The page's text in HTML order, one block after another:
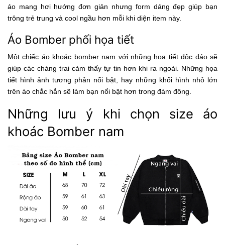
áo mang hơi hướng đơn giản nhưng form dáng đẹp giúp bạn
trông trẻ trung và cool ngầu hơn mỗi khi diện item này.
Áo Bomber phối họa tiết
Một chiếc áo khoác bomber nam với những họa tiết độc đáo sẽ
giúp các chàng trai cảm thấy tự tin hơn khi ra ngoài. Những họa
tiết hình ảnh tương phản nổi bật, hay những khối hình nhỏ lớn
trên áo chắc hẳn sẽ làm bạn nổi bật hơn trong đám đông.
Những lưu ý khi chọn size áo
khoác Bomber nam